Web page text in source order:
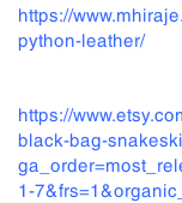
https://
python-leather/
https://
black-bag-
1-